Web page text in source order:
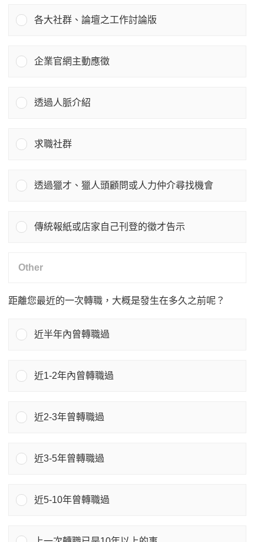
各大社群、論壇之工作討論版
企業官網主動應徵
透過人脈介紹
求職社群
透過獵才、獵人頭顧問或人力仲介尋找機會
傳統報紙或店家自己刊登的徵才告示
距離您最近的一次轉職，大概是發生在多久之前呢？
近半年內曾轉職過
近1-2年內曾轉職過
近2-3年曾轉職過
近3-5年曾轉職過
近5-10年曾轉職過